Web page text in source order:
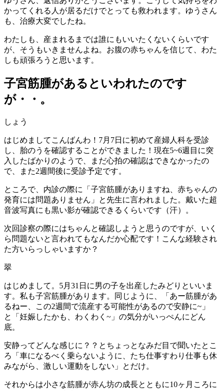
かってくれる人が居るだけでとっても救われます。ゆうさん
も、治療大変でしたね。
わたしも、産まれるまでは誰にもいいたくないくらいです
が、そうもいきませんよね。お腹の赤ちゃんを信じて、わた
しも頑張ろうと思います。
子宮筋腫があるといわれたのです
が・・。
しょう
はじめましてこんばんわ！7月7日に初めて産婦人科を受診
し、胎のうを確認することができました！現在5~6週目に突
入したばかりのようで、まだ心拍の確認はできなかったの
で、また2週間後に受診予定です。
ところで、内診の際に「子宮筋腫がありますね、赤ちゃんの
発育には問題ありません」と先生に言われました。戴いた超
音波写真にも黒い影が確認できるくらいです（汗）。
次回診察の際にはちゃんと確認しようと思うのですが、いく
ら問題ないと言われてもなんだか心配です！こんな経験され
た方いらっしゃいますか？
翠
はじめまして。5月31日に男の子を出産したみどりといいま
す。私も子宮筋腫があります。同じように、「あー筋腫があ
るねー、この2週間で流産する可能性があるので安静に~」
と「妊娠したかも、わくわく~」の気分がいっぺんにどん
底。
安静ってどんな感じに？？とちょっとなみだ目で聞いたとこ
ろ「車になるべく乗らないように、たち仕事すわり仕事も休
みながら、激しい運動をしない」とだけ。
それからは小さな筋腫が赤ん坊の成長とともに10ヶ月ころに